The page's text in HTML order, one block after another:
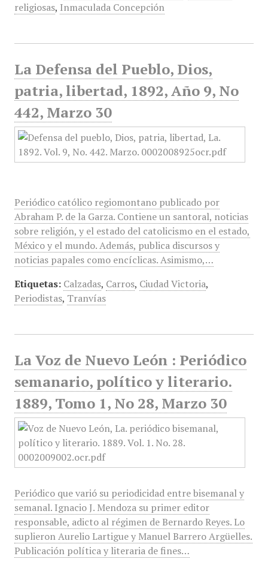
religiosas, Inmaculada Concepción
La Defensa del Pueblo, Dios,
patria, libertad, 1892, Año 9, No
442, Marzo 30
Periódico católico regiomontano publicado por
Abraham P. de la Garza. Contiene un santoral, noticias
sobre religión, y el estado del catolicismo en el estado,
México y el mundo. Además, publica discursos y
noticias papales como encíclicas. Asimismo,…
Etiquetas: Calzadas, Carros, Ciudad Victoria,
Periodistas, Tranvías
La Voz de Nuevo León : Periódico
semanario, político y literario.
1889, Tomo 1, No 28, Marzo 30
Periódico que varió su periodicidad entre bisemanal y
semanal. Ignacio J. Mendoza su primer editor
responsable, adicto al régimen de Bernardo Reyes. Lo
suplieron Aurelio Lartigue y Manuel Barrero Argüelles.
Publicación política y literaria de fines…